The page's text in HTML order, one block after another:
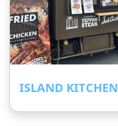
ISLAND KITCHEN